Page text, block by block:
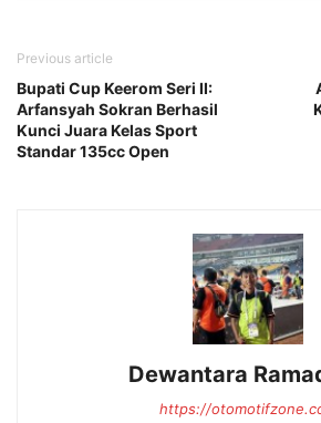
Previous article
Bupati Cup Keerom Seri II:
Arfansyah Sokran Berhasil
Kunci Juara Kelas Sport
Standar 135cc Open
Dewantara
https://